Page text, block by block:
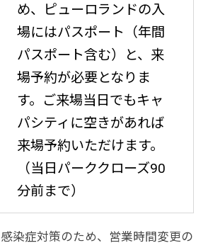
め、ピューロランドの入
場にはパスポート（年間
パスポート含む）と、来
場予約が必要となりま
す。ご来場当日でもキャ
パシティに空きがあれば
来場予約いただけます。
（当日パーククローズ90
分前まで）
染症対策のため、営業時間変更の